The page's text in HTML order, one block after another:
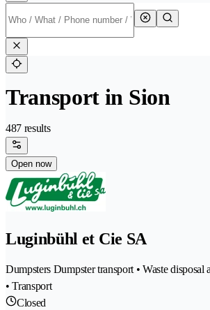
Transport in Sion
487 results
Open now
Luginbühl et Cie SA
Dumpsters Dumpster transport • Waste disposal
• Transport
Closed